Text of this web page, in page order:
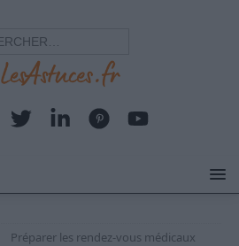
Préparer les rendez-vous médicaux